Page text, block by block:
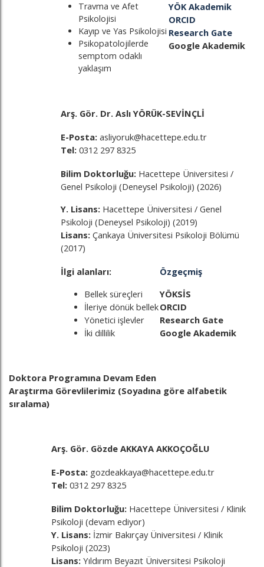
Travma ve Afet
Psikolojisi
Kayıp ve Yas Psikolojisi
Psikopatolojilerde
semptom odaklı
yaklaşım
YÖK Akademik
ORCID
Research Gate
Google Akademik
Arş. Gör. Dr. Aslı YÖRÜK-SEVİNÇLİ
E-Posta: asliyoruk@hacettepe.edu.tr
Tel: 0312 297 8325
Bilim Doktorluğu: Hacettepe Üniversitesi /
Genel Psikoloji (Deneysel Psikoloji) (2026)
Y. Lisans: Hacettepe Üniversitesi / Genel
Psikoloji (Deneysel Psikoloji) (2019)
Lisans: Çankaya Üniversitesi Psikoloji Bölümü
(2017)
İlgi alanları:
Bellek süreçleri
İleriye dönük bellek
Yönetici işlevler
İki dillilik
Özgeçmiş
YÖKSİS
ORCID
Research Gate
Google Akademik
Doktora Programına Devam Eden
Araştırma Görevlilerimiz (Soyadına göre alfabetik
sıralama)
Arş. Gör. Gözde AKKAYA AKKOÇOĞLU
E-Posta: gozdeakkaya@hacettepe.edu.tr
Tel: 0312 297 8325
Bilim Doktorluğu: Hacettepe Üniversitesi / Klinik
Psikoloji (devam ediyor)
Y. Lisans: İzmir Bakırçay Üniversitesi / Klinik
Psikoloji (2023)
Lisans: Yıldırım Beyazıt Üniversitesi Psikoloji